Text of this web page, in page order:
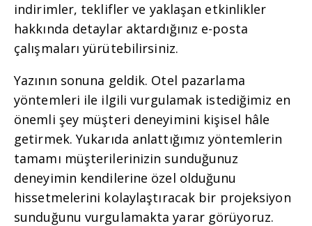
indirimler, teklifler ve yaklaşan etkinlikler
hakkında detaylar aktardığınız e-posta
çalışmaları yürütebilirsiniz.
Yazının sonuna geldik. Otel pazarlama
yöntemleri ile ilgili vurgulamak istediğimiz en
önemli şey müşteri deneyimini kişisel hâle
getirmek. Yukarıda anlattığımız yöntemlerin
tamamı müşterilerinizin sunduğunuz
deneyimin kendilerine özel olduğunu
hissetmelerini kolaylaştıracak bir projeksiyon
sunduğunu vurgulamakta yarar görüyoruz.